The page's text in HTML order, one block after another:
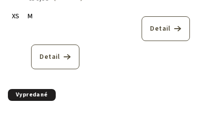
XS M
Detail
Detail
Vypredané